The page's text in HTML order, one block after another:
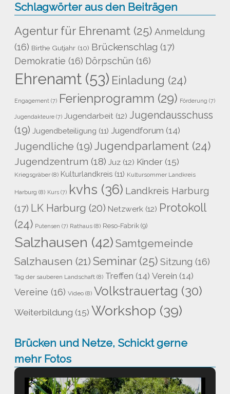
Schlagwörter aus den Beiträgen
Agentur für Ehrenamt (25) Anmeldung
(16) Birthe Gutjahr (10) Brückenschlag (17)
Demokratie (16) Dörpschün (16)
Ehrenamt (53) Einladung (24)
Engagement (7) Ferienprogramm (29) Förderung (7)
Jugendakteure (7) Jugendarbeit (12) Jugendausschuss
(19) Jugendbeteiligung (11) Jugendforum (14)
Jugendliche (19) Jugendparlament (24)
Jugendzentrum (18) Juz (12) Kinder (15)
Kriegsgräber (8) Kulturlandkreis (11) Kultursommer Landkreis
Harburg (8) Kurs (7) kvhs (36) Landkreis Harburg
(17) LK Harburg (20) Netzwerk (12) Protokoll
(24) Putensen (7) Rathaus (8) Reso-Fabrik (9)
Salzhausen (42) Samtgemeinde
Salzhausen (21) Seminar(25) Sitzung (16)
Tag der sauberen Landschaft (8) Treffen (14) Verein (14)
Vereine (16) Video (8) Volkstrauertag (30)
Weiterbildung (15) Workshop (39)
Brücken und Netze, Schickt gerne
mehr Fotos